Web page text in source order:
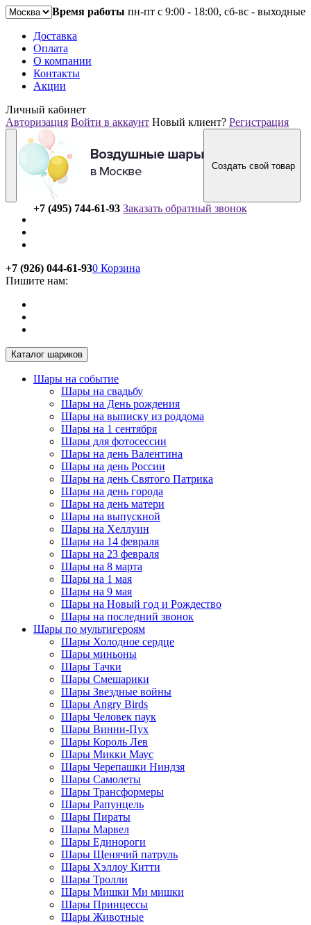
Время работы пн-пт с 9:00 - 18:00, сб-вс - выходные
Доставка
Оплата
О компании
Контакты
Акции
Личный кабинет
Авторизация Войти в аккаунт Новый клиент? Регистрация
Создать свой товар
+7 (495) 744-61-93 Заказать обратный звонок
+7 (926) 044-61-93
Пишите нам:
0 Корзина
Каталог шариков
Шары на событие
Шары на свадьбу
Шары на День рождения
Шары на выписку из роддома
Шары на 1 сентября
Шары для фотосессии
Шары на день Валентина
Шары на день России
Шары на день Святого Патрика
Шары на день города
Шары на день матери
Шары на выпускной
Шары на Хеллуин
Шары на 14 февраля
Шары на 23 февраля
Шары на 8 марта
Шары на 1 мая
Шары на 9 мая
Шары на Новый год и Рождество
Шары на последний звонок
Шары по мультигероям
Шары Холодное сердце
Шары миньоны
Шары Тачки
Шары Смешарики
Шары Звездные войны
Шары Angry Birds
Шары Человек паук
Шары Винни-Пух
Шары Король Лев
Шары Микки Маус
Шары Черепашки Ниндзя
Шары Самолеты
Шары Трансформеры
Шары Рапунцель
Шары Пираты
Шары Марвел
Шары Единороги
Шары Щенячий патруль
Шары Хэллоу Китти
Шары Тролли
Шары Мишки Ми мишки
Шары Принцессы
Шары Животные